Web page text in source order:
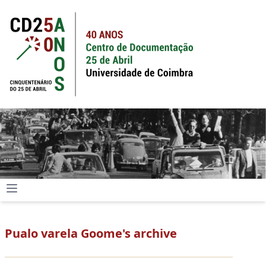
Pualo varela Goome's archive